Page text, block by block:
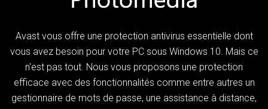
Avast vous offre une protection antivirus essentielle dont
vous avez besoin pour votre PC sous Windows 10. Mais ce
n'est pas tout. Nous vous proposons une protection
efficace avec des fonctionnalités comme entre autres un
gestionnaire de mots de passe, une assistance à distance,